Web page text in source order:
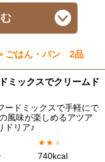
ごはん・パン 2品
ミックスでクリームド
ードミックスで手軽にで
風味が楽しめるアツア
ドリア♪
★★★
740kcal